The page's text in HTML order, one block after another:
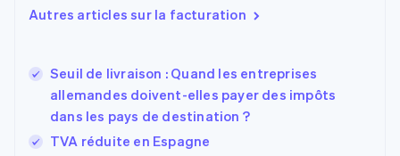
Autres articles sur la facturation
Seuil de livraison : Quand les entreprises
allemandes doivent-elles payer des impôts
dans les pays de destination ?
TVA réduite en Espagne
Espagne
États-Unis
EnglishEspañol 简体中文
Finlande
EnglishSvenska